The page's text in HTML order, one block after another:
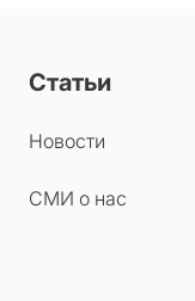
Статьи
Новости
СМИ о нас